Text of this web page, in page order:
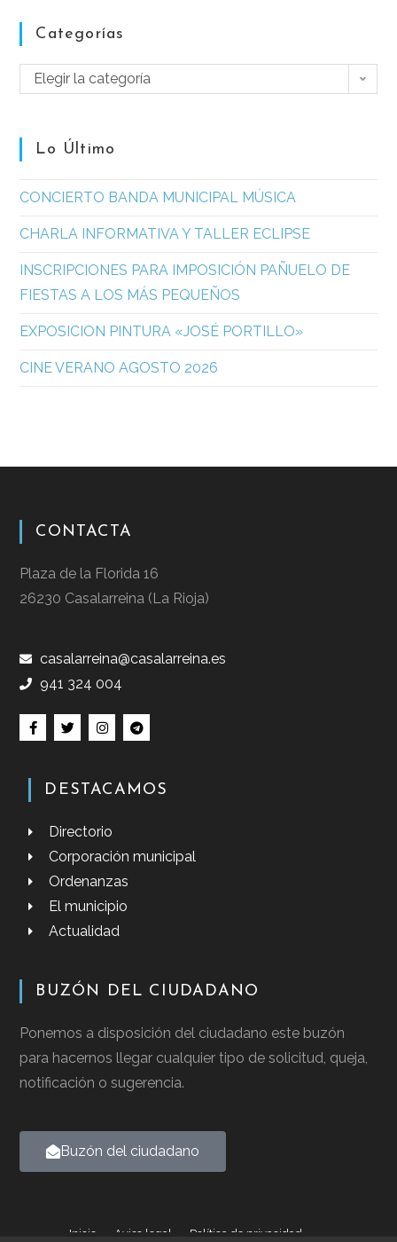
Categorías
Elegir la categoría
Lo Último
CONCIERTO BANDA MUNICIPAL MÚSICA
CHARLA INFORMATIVA Y TALLER ECLIPSE
INSCRIPCIONES PARA IMPOSICIÓN PAÑUELO DE
FIESTAS A LOS MÁS PEQUEÑOS
EXPOSICION PINTURA «JOSÉ PORTILLO»
CINE VERANO AGOSTO 2026
CONTACTA
Plaza de la Florida 16
26230 Casalarreina (La Rioja)
casalarreina@casalarreina.es
941 324 004
DESTACAMOS
Directorio
Corporación municipal
Ordenanzas
El municipio
Actualidad
BUZÓN DEL CIUDADANO
Ponemos a disposición del ciudadano este buzón
para hacernos llegar cualquier tipo de solicitud, queja,
notificación o sugerencia.
Buzón del ciudadano
Inicio Aviso legal Política de privacidad